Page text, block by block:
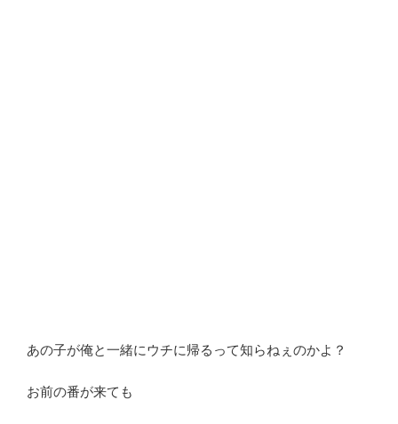
あの子が俺と一緒にウチに帰るって知らねぇのかよ？
お前の番が来ても